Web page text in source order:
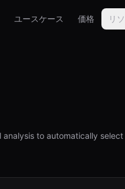
ユースケース 価格 リ
to automatically